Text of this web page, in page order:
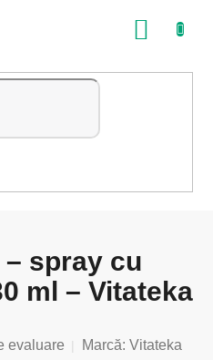
COŞ
– spray cu
ml – Vitateka
evaluare Marcă: Vitateka